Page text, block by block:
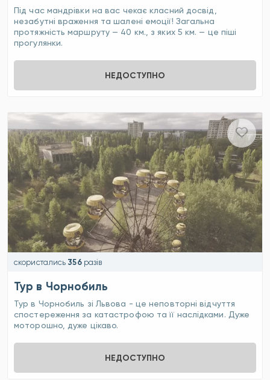
Під час мандрівки на вас чекає класний досвід,
незабутні враження та шалені емоції! Загальна
протяжність маршруту — 40 км., з яких 5 км. — це піші
прогулянки.
НЕДОСТУПНО
скористались 356разів
Тур в Чорнобиль
Тур в Чорнобиль зі Львова - це неповторні відчуття
спостереження за катастрофою та її наслідками. Дуже
моторошно, дуже цікаво.
НЕДОСТУПНО